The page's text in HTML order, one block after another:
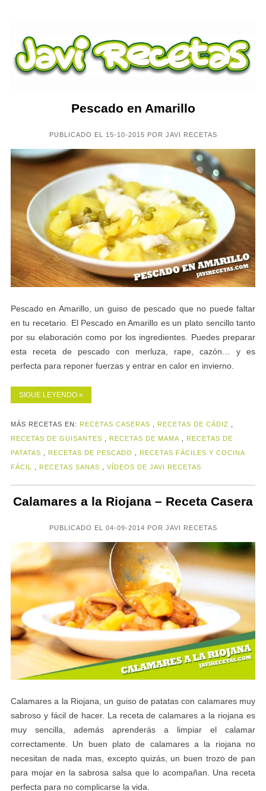
Pescado en Amarillo
PUBLICADO EL 15-10-2015 POR JAVI RECETAS
Pescado en Amarillo, un guiso de pescado que no puede faltar
en tu recetario. El Pescado en Amarillo es un plato sencillo tanto
por su elaboración como por los ingredientes. Puedes preparar
esta receta de pescado con merluza, rape, cazón… y es
perfecta para reponer fuerzas y entrar en calor en invierno.
SIGUE LEYENDO »
MÁS RECETAS EN: RECETAS CASERAS RECETAS DE CÁDIZ
RECETAS DE GUISANTES
RECETAS DE MAMA
RECETAS DE
PATATAS
RECETAS DE PESCADO
RECETAS FÁCILES Y COCINA
FÁCIL
RECETAS SANAS VÍDEOS DE JAVI RECETAS
Calamares a la Riojana – Receta Casera
PUBLICADO EL 04-09-2014 POR JAVI RECETAS
Calamares a la Riojana, un guiso de patatas con calamares muy
sabroso y fácil de hacer. La receta de calamares a la riojana es
muy sencilla, además aprenderás a limpiar el calamar
correctamente. Un buen plato de calamares a la riojana no
necesitan de nada mas, excepto quizás, un buen trozo de pan
para mojar en la sabrosa salsa que lo acompañan. Una receta
perfecta para no complicarse la vida.